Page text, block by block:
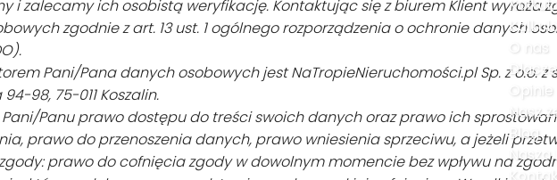
O nas
Opinie
Nasz
Blog
Nasza
i zalecamy ich osobistą weryfikację. Kontaktując się z biurem Klient wyraża
zgodnie z art. 13 ust. 1 ogólnego rozporządzenia o ochronie danych
Pani/Pana danych osobowych jest NaTropieNieruchomości.pl Sp. z o.o. z
98, 75-011 Koszalin.
Pani/Panu prawo dostępu do treści swoich danych oraz prawo ich
prawo do przenoszenia danych, prawo wniesienia sprzeciwu, a jeżeli
prawo do cofnięcia zgody w dowolnym momencie bez wpływu na